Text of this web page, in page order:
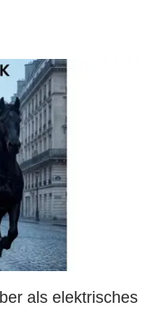
als elektrisches